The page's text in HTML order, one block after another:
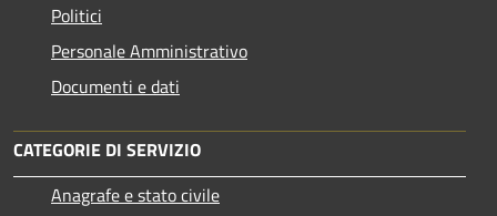
Politici
Personale Amministrativo
Documenti e dati
CATEGORIE DI SERVIZIO
Anagrafe e stato civile